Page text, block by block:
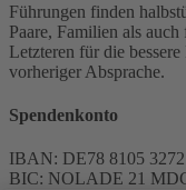
Führungen finden
Paare, Familien als
Letzteren für die
vorheriger Absprache.
Spendenkonto
IBAN: DE78 8105
BIC: NOLADE 21